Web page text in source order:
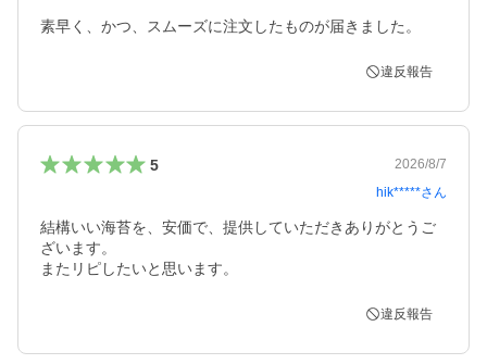
素早く、かつ、スムーズに注文したものが届きました。
違反報告
5
2026/8/7
hik*****さん
結構いい海苔を、安価で、提供していただきありがとうご
ざいます。
またリピしたいと思います。
違反報告